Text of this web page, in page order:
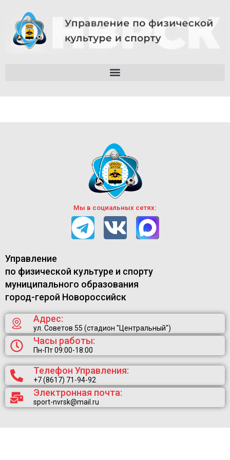
Мы в социальных сетях:
Управление
по физической культуре и спорту
муниципального образования
город-герой Новороссийск
Адрес:
ул. Советов 55 (стадион "Центральный")
Часы работы:
Пн-Пт 09:00-18:00
Телефон Управления:
+7 (8617) 71-94-92
Электронная почта:
sport-nvrsk@mail.ru